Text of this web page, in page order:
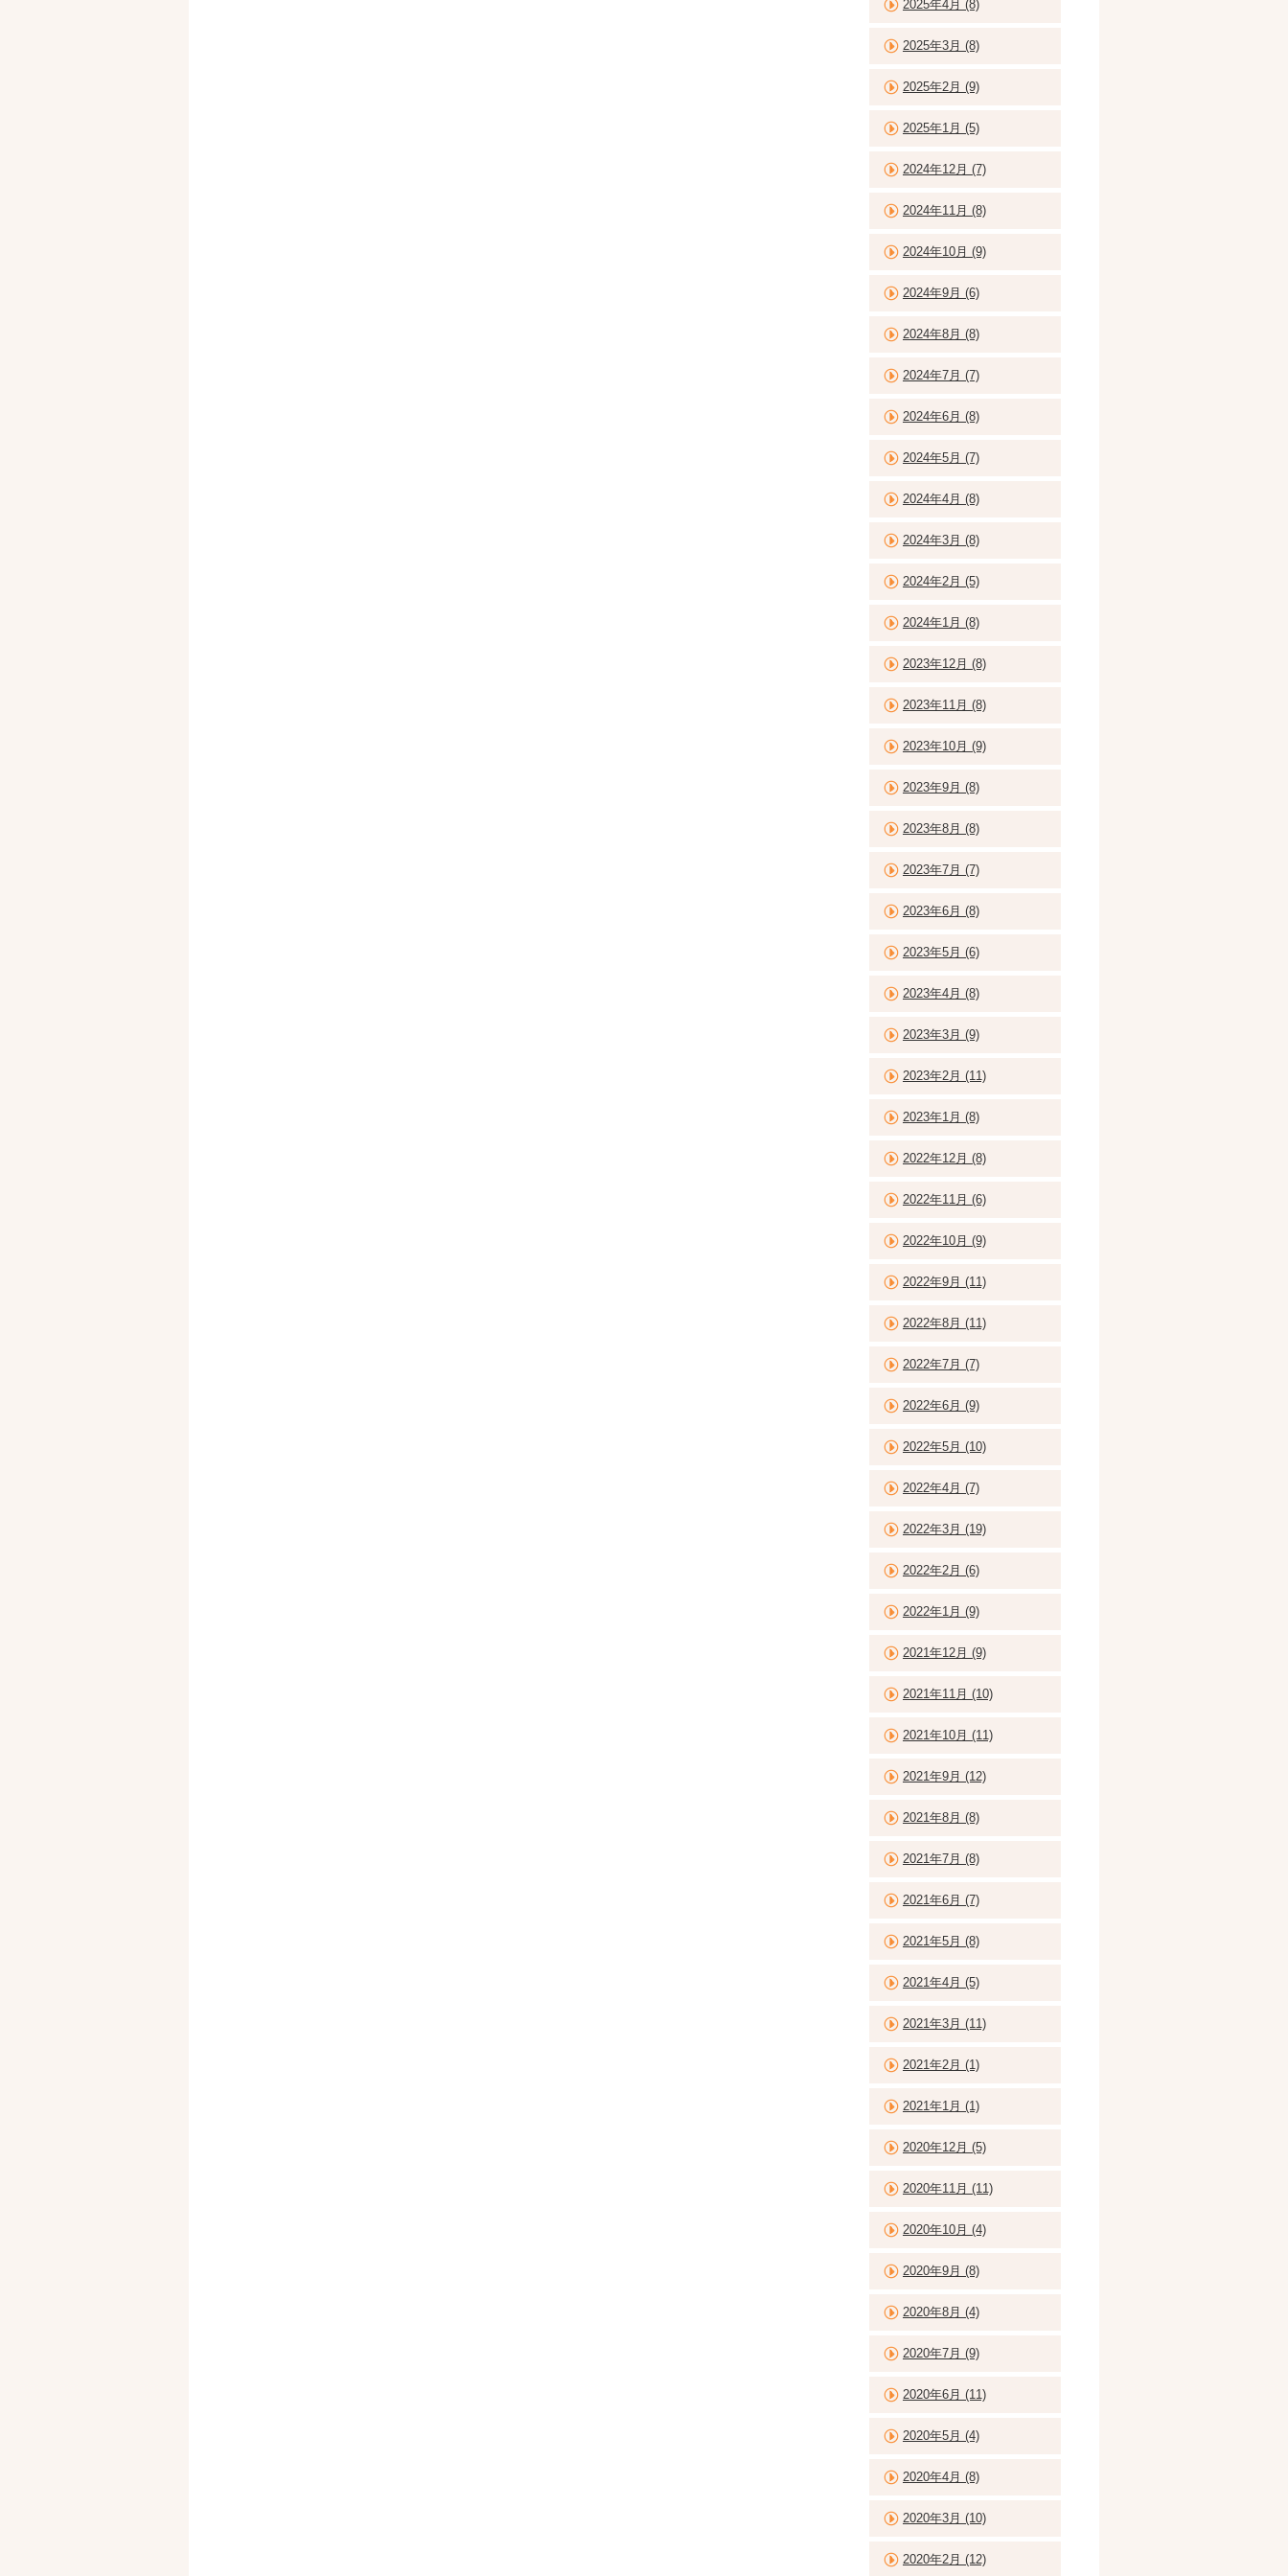
2025年4月 (8)
2025年3月 (8)
2025年2月 (9)
2025年1月 (5)
2024年12月 (7)
2024年11月 (8)
2024年10月 (9)
2024年9月 (6)
2024年8月 (8)
2024年7月 (7)
2024年6月 (8)
2024年5月 (7)
2024年4月 (8)
2024年3月 (8)
2024年2月 (5)
2024年1月 (8)
2023年12月 (8)
2023年11月 (8)
2023年10月 (9)
2023年9月 (8)
2023年8月 (8)
2023年7月 (7)
2023年6月 (8)
2023年5月 (6)
2023年4月 (8)
2023年3月 (9)
2023年2月 (11)
2023年1月 (8)
2022年12月 (8)
2022年11月 (6)
2022年10月 (9)
2022年9月 (11)
2022年8月 (11)
2022年7月 (7)
2022年6月 (9)
2022年5月 (10)
2022年4月 (7)
2022年3月 (19)
2022年2月 (6)
2022年1月 (9)
2021年12月 (9)
2021年11月 (10)
2021年10月 (11)
2021年9月 (12)
2021年8月 (8)
2021年7月 (8)
2021年6月 (7)
2021年5月 (8)
2021年4月 (5)
2021年3月 (11)
2021年2月 (1)
2021年1月 (1)
2020年12月 (5)
2020年11月 (11)
2020年10月 (4)
2020年9月 (8)
2020年8月 (4)
2020年7月 (9)
2020年6月 (11)
2020年5月 (4)
2020年4月 (8)
2020年3月 (10)
2020年2月 (12)